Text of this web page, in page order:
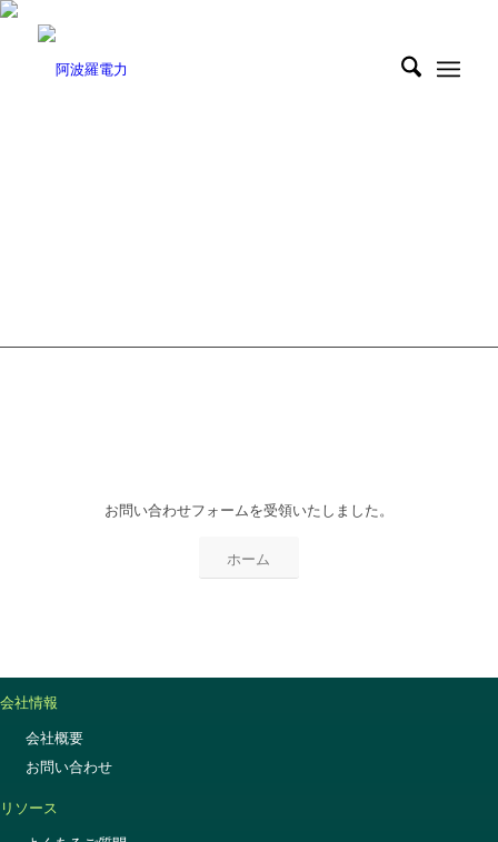
お問い合わせフォームを受領いたしました。
ホーム
会社情報
会社概要
お問い合わせ
リソース